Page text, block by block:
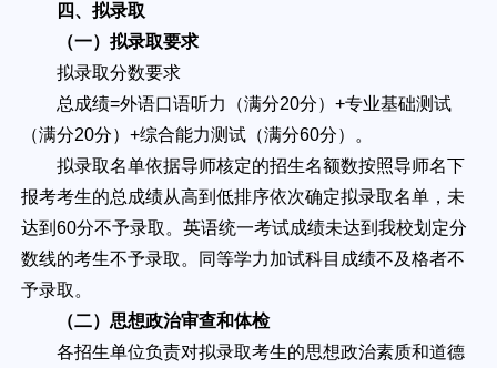
四、拟录取
（一）拟录取要求
拟录取分数要求
总成绩=外语口语听力（满分20分）+专业基础测试
（满分20分）+综合能力测试（满分60分）。
拟录取名单依据导师核定的招生名额数按照导师名下
报考考生的总成绩从高到低排序依次确定拟录取名单，未
达到60分不予录取。英语统一考试成绩未达到我校划定分
数线的考生不予录取。同等学力加试科目成绩不及格者不
予录取。
（二） 思想政治审查和体检
各招生单位负责对拟录取考生的思想政治素质和道德